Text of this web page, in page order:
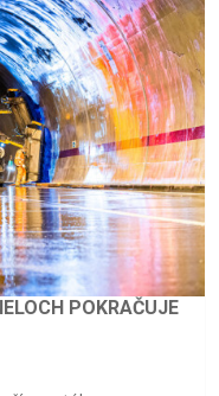
POKRAČUJE